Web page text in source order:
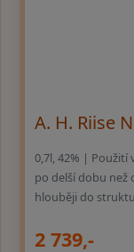
A. H. Riise
0,7l, 42% | Použití
po delší dobu než
hlouběji do
2 739,-